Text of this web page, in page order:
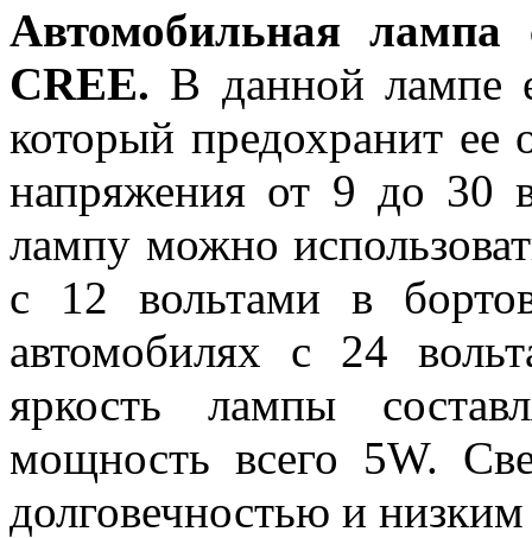
Автомобильная
CREE. В данной лампе
который предохранит ее
напряжения от 9 до 30
лампу можно
с 12 вольтами в
автомобилях с 24
яркость лампы
мощность всего 5W.
долговечностью и